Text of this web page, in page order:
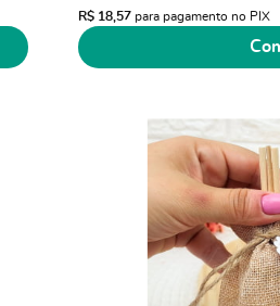
R$ 18,57 para pagamento no PIX